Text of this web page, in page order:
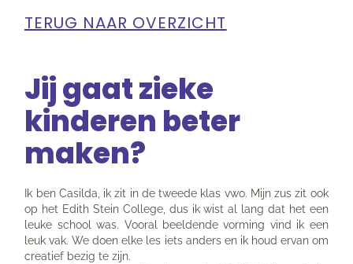
TERUG NAAR OVERZICHT
Jij gaat zieke
kinderen beter
maken?
Ik ben Casilda, ik zit in de tweede klas vwo. Mijn zus zit ook
op het Edith Stein College, dus ik wist al lang dat het een
leuke school was. Vooral beeldende vorming vind ik een
leuk vak. We doen elke les iets anders en ik houd ervan om
creatief bezig te zijn.